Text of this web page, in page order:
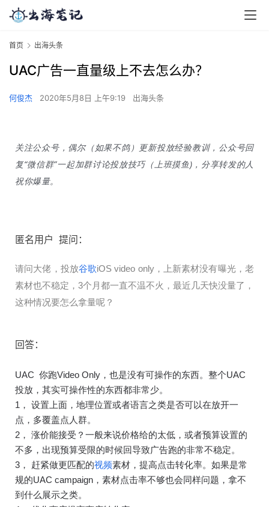
首页 出海头条
UAC广告一直量级上不去怎么办？
何俊杰 2020年5月8日 上午9:19 出海头条
关注公众号，偶尔（如果不鸽）更新投放经验教训，公众号回
复“微信群”一起加群讨论投放技巧（上班摸鱼)，分享转发的人
祝你爆量。
匿名用户 提问：
请问大佬，投放谷歌iOS video only，上新素材没有曝光，老
素材也不稳定，3个月都一直不温不火，最近几天快没量了，
这种情况要怎么拿量呢？
回答：
UAC  你跑Video Only，也是没有可操作的东西。整个UAC
投放，其实可操作性的东西都非常少。
1， 设置上面，地理位置或者语言之类是否可以在放开一
点，多覆盖点人群。
2， 涨价能接受？一般来说价格给的太低，或者预算设置的
不多，出现预算受限的时候回导致广告跑的非常不稳定。
3， 赶紧做更匹配的视频素材，提高点击转化率。如果是常
规的UAC campaign，素材点击率不够也会同样问题，拿不
到什么展示之类。